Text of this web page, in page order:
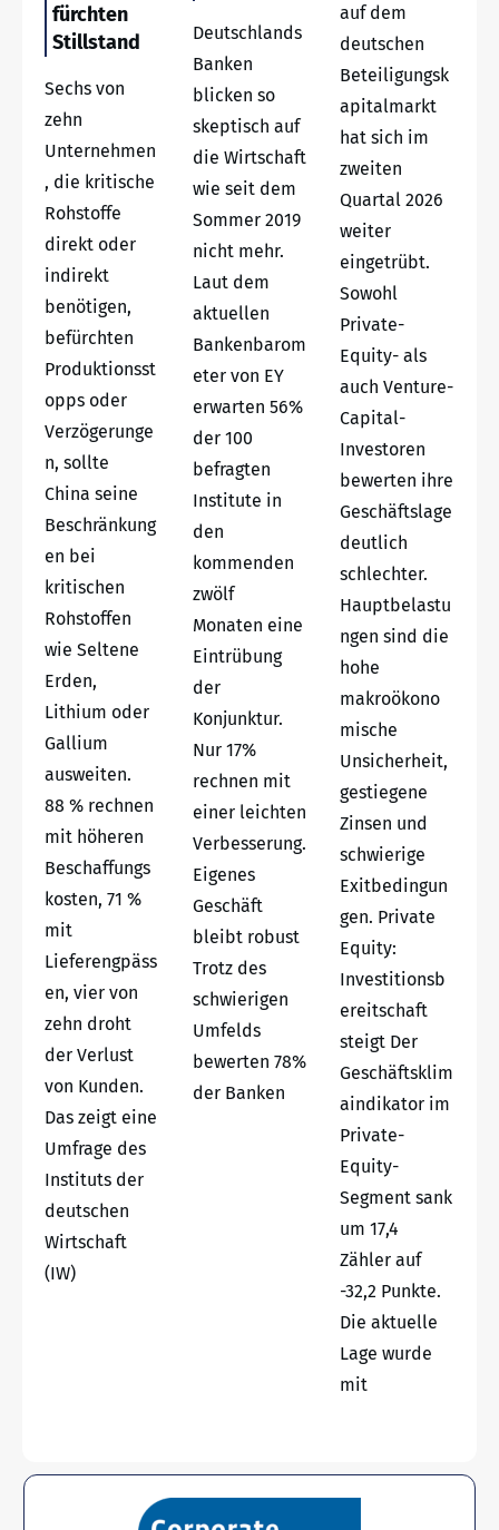
fürchten
Stillstand
Sechs von
zehn
Unternehmen
, die kritische
Rohstoffe
direkt oder
indirekt
benötigen,
befürchten
Produktionsst
opps oder
Verzögerunge
n, sollte
China seine
Beschränkung
en bei
kritischen
Rohstoffen
wie Seltene
Erden,
Lithium oder
Gallium
ausweiten.
88 % rechnen
mit höheren
Beschaffungs
kosten, 71 %
mit
Lieferengpäss
en, vier von
zehn droht
der Verlust
von Kunden.
Das zeigt eine
Umfrage des
Instituts der
deutschen
Wirtschaft
(IW)
Deutschlands
Banken
blicken so
skeptisch auf
die Wirtschaft
wie seit dem
Sommer 2019
nicht mehr.
Laut dem
aktuellen
Bankenbarom
eter von EY
erwarten 56%
der 100
befragten
Institute in
den
kommenden
zwölf
Monaten eine
Eintrübung
der
Konjunktur.
Nur 17%
rechnen mit
einer leichten
Verbesserung.
Eigenes
Geschäft
bleibt robust
Trotz des
schwierigen
Umfelds
bewerten 78%
der Banken
auf dem
deutschen
Beteiligungsk
apitalmarkt
hat sich im
zweiten
Quartal 2026
weiter
eingetrübt.
Sowohl
Private-
Equity- als
auch Venture-
Capital-
Investoren
bewerten ihre
Geschäftslage
deutlich
schlechter.
Hauptbelastu
ngen sind die
hohe
makroökono
mische
Unsicherheit,
gestiegene
Zinsen und
schwierige
Exitbedingun
gen. Private
Equity:
Investitionsb
ereitschaft
steigt Der
Geschäftsklim
aindikator im
Private-
Equity-
Segment sank
um 17,4
Zähler auf
-32,2 Punkte.
Die aktuelle
Lage wurde
mit